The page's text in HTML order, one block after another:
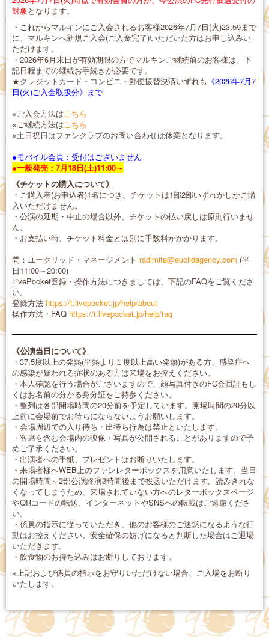
対象となります。
・これからマルキンにご入会されるお客様2026年7月7日(火)23:59まで
に、マルキンへ新規ご入会(ご入金完了)いただいた方はお申し込みい
ただけます。
・2026年6月末日が有効期限の方でマルキンご継続前のお客様は、下
記日程までの継続お手続きが必要です。
★クレジットカード・コンビニ・郵便振替決済いずれも 《2026年7月7
日(火)ご入金取扱分》まで
※ご入会方法はこちら
※ご継続方法はこちら
※土日祝日はファンクラブのお問い合わせは休業となります。
●モバイル会員：受付はございません
●一般発売：7月18日(土)11:00～
《チケットの購入について》
・ご購入者(お申込者)1名につき、チケットは1部2部いずれかしかご購
入いただけません。
・公演の延期・中止の場合以外、チケットの払い戻しは原則行いませ
ん。
・お支払い時、チケット料金とは別に手数料がかかります。
問：ユークリッド・マネージメント radimita@euclidagency.com (平
日11:00～20:00)
LivePocket登録・操作方法につきましては、下記のFAQをご覧くださ
い。
登録方法 https://t.livepocket.jp/help/about
操作方法・FAQ https://t.livepocket.jp/help/faq
《公演当日について》
・37.5度以上の発熱(平熱より１度以上高い発熱)がある方、感染症へ
の感染が疑われる症状のある方は来場をお控えください。
・本人確認を行う場合がございますので、顔写真付きのFC会員証もし
くはお名前の分かる身分証をご持参ください。
・整列は各部開場時間の20分前を予定しています。開場時間の20分以
上前に会場前でお待ちにならないようお願いします。
・会場周辺での入り待ち・出待ち行為は禁止といたします。
・客席を含む会場内の映像・写真が公開されることがありますので予
めご了承ください。
・出演者への手紙、プレゼントはお断りいたします。
・来場者様へWEB上のファンレターボックスを用意いたします。当日
の開場時間～2部公演終演3時間後まで投函いただけます。読みきれな
くなってしまうため、来場されていない方へのレターボックスページ
やQRコードの転送、インターネットやSNSへの転載はご遠慮くださ
い。
・係員の指示に従っていただき、他のお客様のご迷惑になるような行
動はお控えください。安全確保の妨げになると判断した場合はご退場
いただきます。
・飲食物のお持ち込みはお断りしております。
※上記および係員の指示をお守りいただけない場合、ご入場をお断り
いたします。